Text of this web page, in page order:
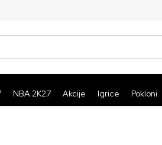
NBA 2K27 Akcije Igrice Pokloni